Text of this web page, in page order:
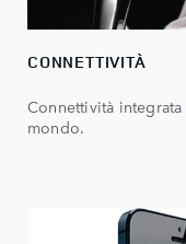
CONNETTIVITÀ
Connettività
mondo.